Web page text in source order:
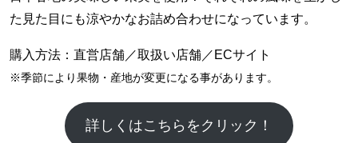
た見た目にも涼やかなお詰め合わせになっています。
購入方法：直営店舗／取扱い店舗／ECサイト
※季節により果物・産地が変更になる事があります。
詳しくはこちらをクリック！